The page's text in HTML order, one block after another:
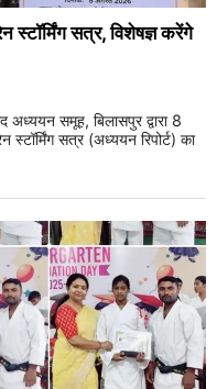
स्टॉर्मिंग सत्र, विशेषज्ञ करेंगे
समूह, बिलासपुर द्वारा 8
सत्र (अध्ययन रिपोर्ट) का